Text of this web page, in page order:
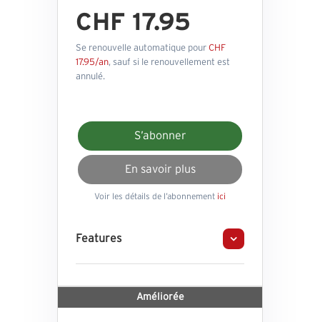
CHF 17.95
Se renouvelle automatique pour CHF
17.95/an, sauf si le renouvellement est
annulé.
S’abonner
En savoir plus
Voir les détails de l’abonnement ici
Features
Améliorée